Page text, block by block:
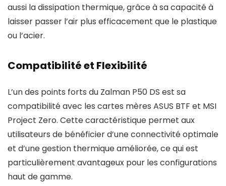
aussi la dissipation thermique, grâce à sa capacité à
laisser passer l’air plus efficacement que le plastique
ou l’acier.
Compatibilité et Flexibilité
L’un des points forts du Zalman P50 DS est sa
compatibilité avec les cartes mères ASUS BTF et MSI
Project Zero. Cette caractéristique permet aux
utilisateurs de bénéficier d’une connectivité optimale
et d’une gestion thermique améliorée, ce qui est
particulièrement avantageux pour les configurations
haut de gamme.